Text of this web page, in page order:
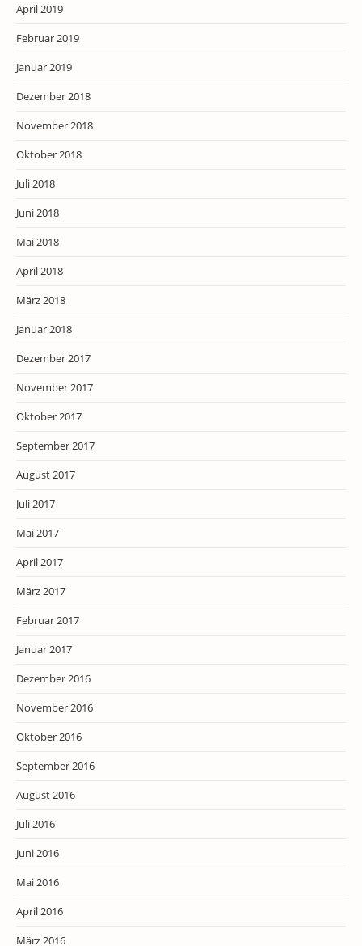
April 2019
Februar 2019
Januar 2019
Dezember 2018
November 2018
Oktober 2018
Juli 2018
Juni 2018
Mai 2018
April 2018
März 2018
Januar 2018
Dezember 2017
November 2017
Oktober 2017
September 2017
August 2017
Juli 2017
Mai 2017
April 2017
März 2017
Februar 2017
Januar 2017
Dezember 2016
November 2016
Oktober 2016
September 2016
August 2016
Juli 2016
Juni 2016
Mai 2016
April 2016
März 2016